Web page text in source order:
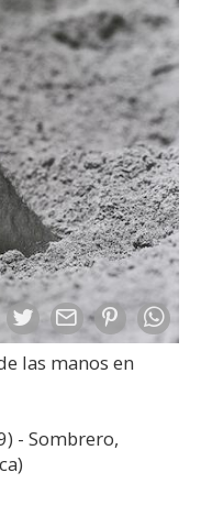
las manos en
- Sombrero,